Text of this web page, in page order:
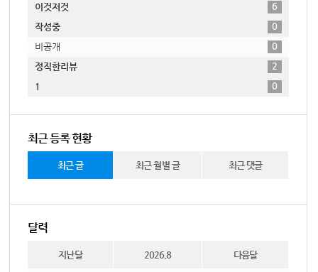
이것저것
6
작성중
0
비공개
0
정직한리뷰
2
1
0
최근 등록 현황
최근 글 최근 월별 글 최근 댓글
달력
지난달 2026.8 다음달